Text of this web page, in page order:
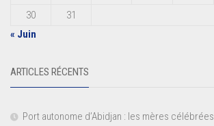
30
31
« Juin
ARTICLES RÉCENTS
Port autonome d’Abidjan : les mères célébrées